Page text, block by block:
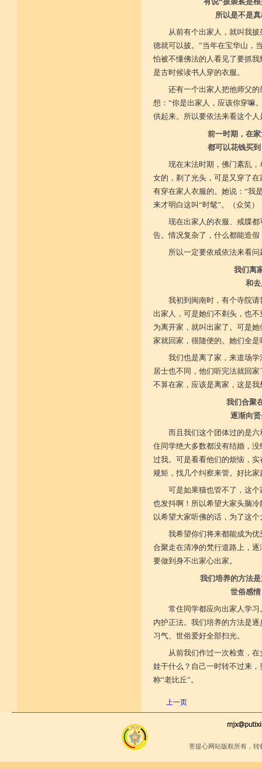
所以是不是
从前有个出家人，就叫我
德就可以披。”当年在宝华山，
怕被不懂佛法的人看见了要抓
是古时候读书人穿的衣服。
还有一个出家人把他师父
想：“你是出家人，应该你穿嘛
供起来。所以要依法来看这个
前一时期，在
都可以花钱买
现在末法时期，佛门紊乱
女的，剃了光头，可是又穿了
有穿在家人衣服的。她说：“我
来才明白这叫“时髦”。（众笑）
现在出家人的衣服、戒牒
告。情况复杂了，什么都能造
所以一定要依戒依法来看
我们离
和
我初到闽南时，有个寺院
出家人，可是她们不剃头，也
为离开家，就叫出家了。可是
家就回家，很随便的。她们全
我们也是离了家，来道场
居士也不同，他们听完法就回
不算在家，应该是离家，这是我
我们合聚
逐渐向
而且我们这个团体过的是
住同学绝大多数都没有结婚，
过我。可是看看他们的烦恼，
规矩，找几个纠察来管。好比
可是如果猫也管不了，这
也发抖啊！所以希望大家头脑
以希望大家听佛的话，为了这
我希望你们将来都能成为
合聚走在清净的梵行道路上，
要做到身不出家心出家。
我们培养的方法
世俗感
常住同学都应向出家人学
内护正法。我们培养的方法是
习气、世俗爱好全部扫光。
从前我们作过一次检查，
娃干什么？自己一时转不过来
称“老比丘”。
上一页
菩提心网站版权所有，